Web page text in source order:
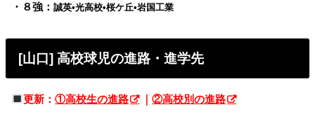
・８強：誠英•光高校•桜ケ丘•岩国工業
[山口] 高校球児の進路・進学先
更新：①高校生の進路 ｜②高校別の進路